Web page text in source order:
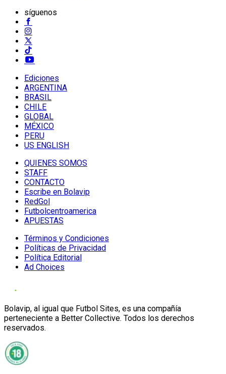
síguenos
Ediciones
ARGENTINA
BRASIL
CHILE
GLOBAL
MÉXICO
PERU
US ENGLISH
QUIENES SOMOS
STAFF
CONTACTO
Escribe en Bolavip
RedGol
Futbolcentroamerica
APUESTAS
Términos y Condiciones
Políticas de Privacidad
Política Editorial
Ad Choices
Bolavip, al igual que Futbol Sites, es una compañía
perteneciente a Better Collective. Todos los derechos
reservados.